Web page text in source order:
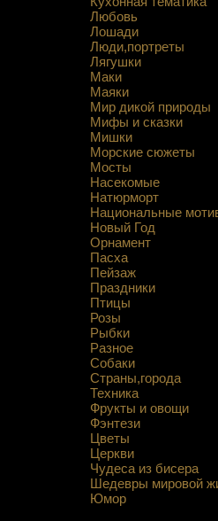
Любовь
Лошади
Люди,портреты
Лягушки
Маки
Маяки
Мир дикой природы
Мифы и сказки
Мишки
Морские сюжеты
Мосты
Насекомые
Натюрморт
Национальные
Новый Год
Орнамент
Пасха
Пейзаж
Праздники
Птицы
Розы
Рыбки
Разное
Собаки
Страны,города
Техника
Фрукты и овощи
Фэнтези
Цветы
Церкви
Чудеса из бисера
Шедевры мировой
Юмор